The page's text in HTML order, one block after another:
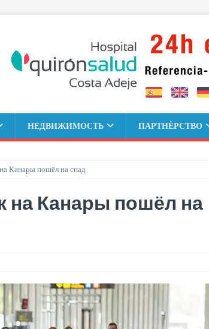
НЕДВИЖИМОСТЬ ПАРТНЁРСТВО
Канары пошёл на спад
на Канары пошёл на